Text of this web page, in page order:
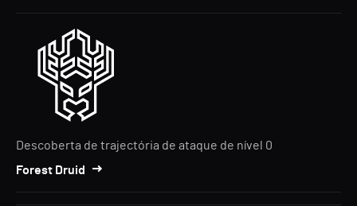
Descoberta de trajectória de ataque de nível 0
Forest Druid